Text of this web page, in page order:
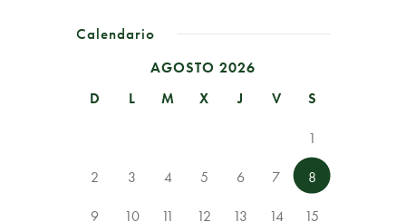
Calendario
AGOSTO 2026
D
L M X J V S
1
2 3 4 5 6 7 8
9 10 11 12 13 14 15